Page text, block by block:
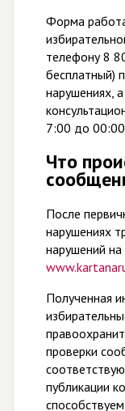
Форма
телефону 8
бесплатный)
нарушениях,
7:00 до
Что
После
нарушениях
нарушений
Полученная
проверки
публикации